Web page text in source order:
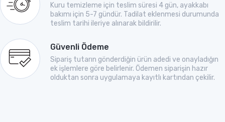
Kuru temizleme için teslim süresi 4 gün, ayakkabı
bakımı için 5-7 gündür. Tadilat eklenmesi durumunda
teslim tarihi ileriye alınarak bildirilir.
Güvenli Ödeme
Sipariş tutarın gönderdiğin ürün adedi ve onayladığın
ek işlemlere göre belirlenir. Ödemen siparişin hazır
olduktan sonra uygulamaya kayıtlı kartından çekilir.